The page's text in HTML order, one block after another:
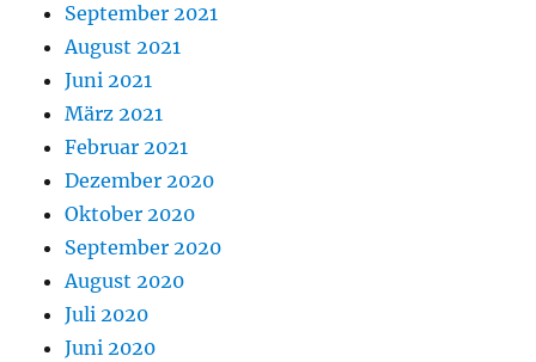
September 2021
August 2021
Juni 2021
März 2021
Februar 2021
Dezember 2020
Oktober 2020
September 2020
August 2020
Juli 2020
Juni 2020